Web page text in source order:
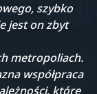
szybko
jest on zbyt
metropoliach.
współpraca
które